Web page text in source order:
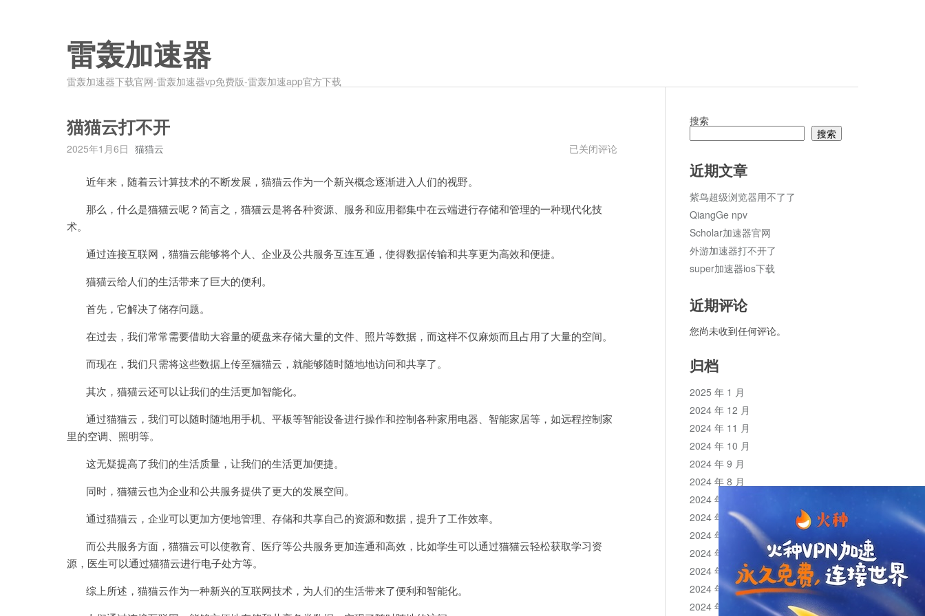
雷轰加速器
雷轰加速器下载官网-雷轰加速器vp免费版-雷轰加速app官方下载
猫猫云打不开
2025年1月6日 猫猫云
猫
开
已关闭评论
近年来，随着云计算技术的不断发展，猫猫云作为一个新兴概念逐渐进入人们的视野。
那么，什么是猫猫云呢？简言之，猫猫云是将各种资源、服务和应用都集中在云端进行存储和管理的一种现代化技
术。
通过连接互联网，猫猫云能够将个人、企业及公共服务互连互通，使得数据传输和共享更为高效和便捷。
猫猫云给人们的生活带来了巨大的便利。
首先，它解决了储存问题。
在过去，我们常常需要借助大容量的硬盘来存储大量的文件、照片等数据，而这样不仅麻烦而且占用了大量的空间。
而现在，我们只需将这些数据上传至猫猫云，就能够随时随地地访问和共享了。
其次，猫猫云还可以让我们的生活更加智能化。
通过猫猫云，我们可以随时随地用手机、平板等智能设备进行操作和控制各种家用电器、智能家居等，如远程控制家
里的空调、照明等。
这无疑提高了我们的生活质量，让我们的生活更加便捷。
同时，猫猫云也为企业和公共服务提供了更大的发展空间。
通过猫猫云，企业可以更加方便地管理、存储和共享自己的资源和数据，提升了工作效率。
而公共服务方面，猫猫云可以使教育、医疗等公共服务更加连通和高效，比如学生可以通过猫猫云轻松获取学习资
源，医生可以通过猫猫云进行电子处方等。
综上所述，猫猫云作为一种新兴的互联网技术，为人们的生活带来了便利和智能化。
搜索
搜索
近期文章
紫鸟超级浏览器用不了了
QiangGe npv
Scholar加速器官网
外游加速器打不开了
super加速器ios下载
近期评论
您尚未收到任何评论。
归档
2025 年 1 月
2024 年 12 月
2024 年 11 月
2024 年 10 月
2024 年 9 月
2024 年 8 月
2024 年 7 月
2024 年 6 月
2024 年 5 月
2024 年 4 月
2024 年 3 月
2024 年 2 月
2024 年 1 月